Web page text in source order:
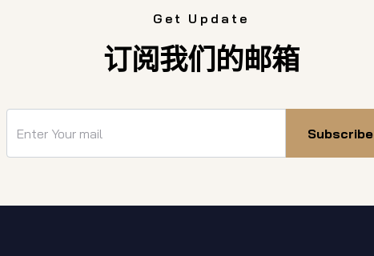
Get Update
订阅我们的邮箱
Subscribe